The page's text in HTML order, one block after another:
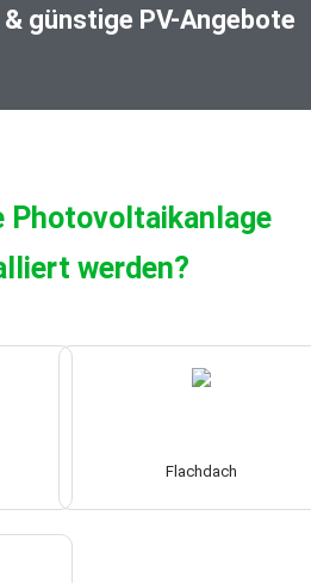
günstige PV-Angebote
Photovoltaikanlage
werden?
Flachdach